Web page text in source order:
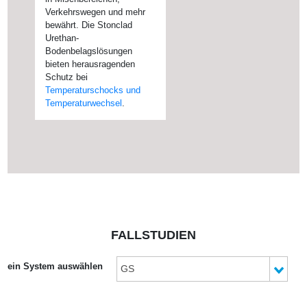
Verkehrswegen und mehr
bewährt. Die Stonclad
Urethan-
Bodenbelagslösungen
bieten herausragenden
Schutz bei
Temperaturschocks und
Temperaturwechsel .
FALLSTUDIEN
ein System auswählen GS